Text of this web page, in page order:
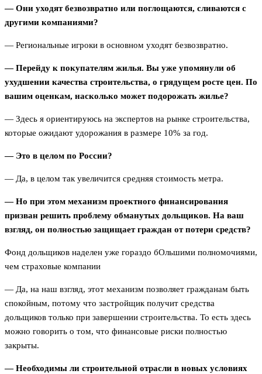
— Они уходят безвозвратно или поглощаются, сливаются с
другими компаниями?
— Региональные игроки в основном уходят безвозвратно.
— Перейду к покупателям жилья. Вы уже упомянули об
ухудшении качества строительства, о грядущем росте цен. По
вашим оценкам, насколько может подорожать жилье?
— Здесь я ориентируюсь на экспертов на рынке строительства,
которые ожидают удорожания в размере 10% за год.
— Это в целом по России?
— Да, в целом так увеличится средняя стоимость метра.
— Но при этом механизм проектного финансирования
призван решить проблему обманутых дольщиков. На ваш
взгляд, он полностью защищает граждан от потери средств?
Фонд дольщиков наделен уже гораздо бОльшими полномочиями,
чем страховые компании
— Да, на наш взгляд, этот механизм позволяет гражданам быть
спокойным, потому что застройщик получит средства
дольщиков только при завершении строительства. То есть здесь
можно говорить о том, что финансовые риски полностью
закрыты.
— Необходимы ли строительной отрасли в новых условиях